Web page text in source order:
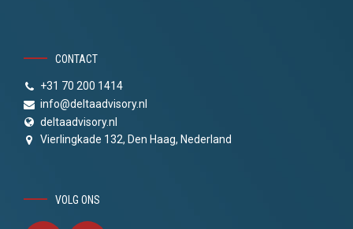
CONTACT
+31 70 200 1414
info@deltaadvisory.nl
deltaadvisory.nl
Vierlingkade 132, Den Haag, Nederland
VOLG ONS